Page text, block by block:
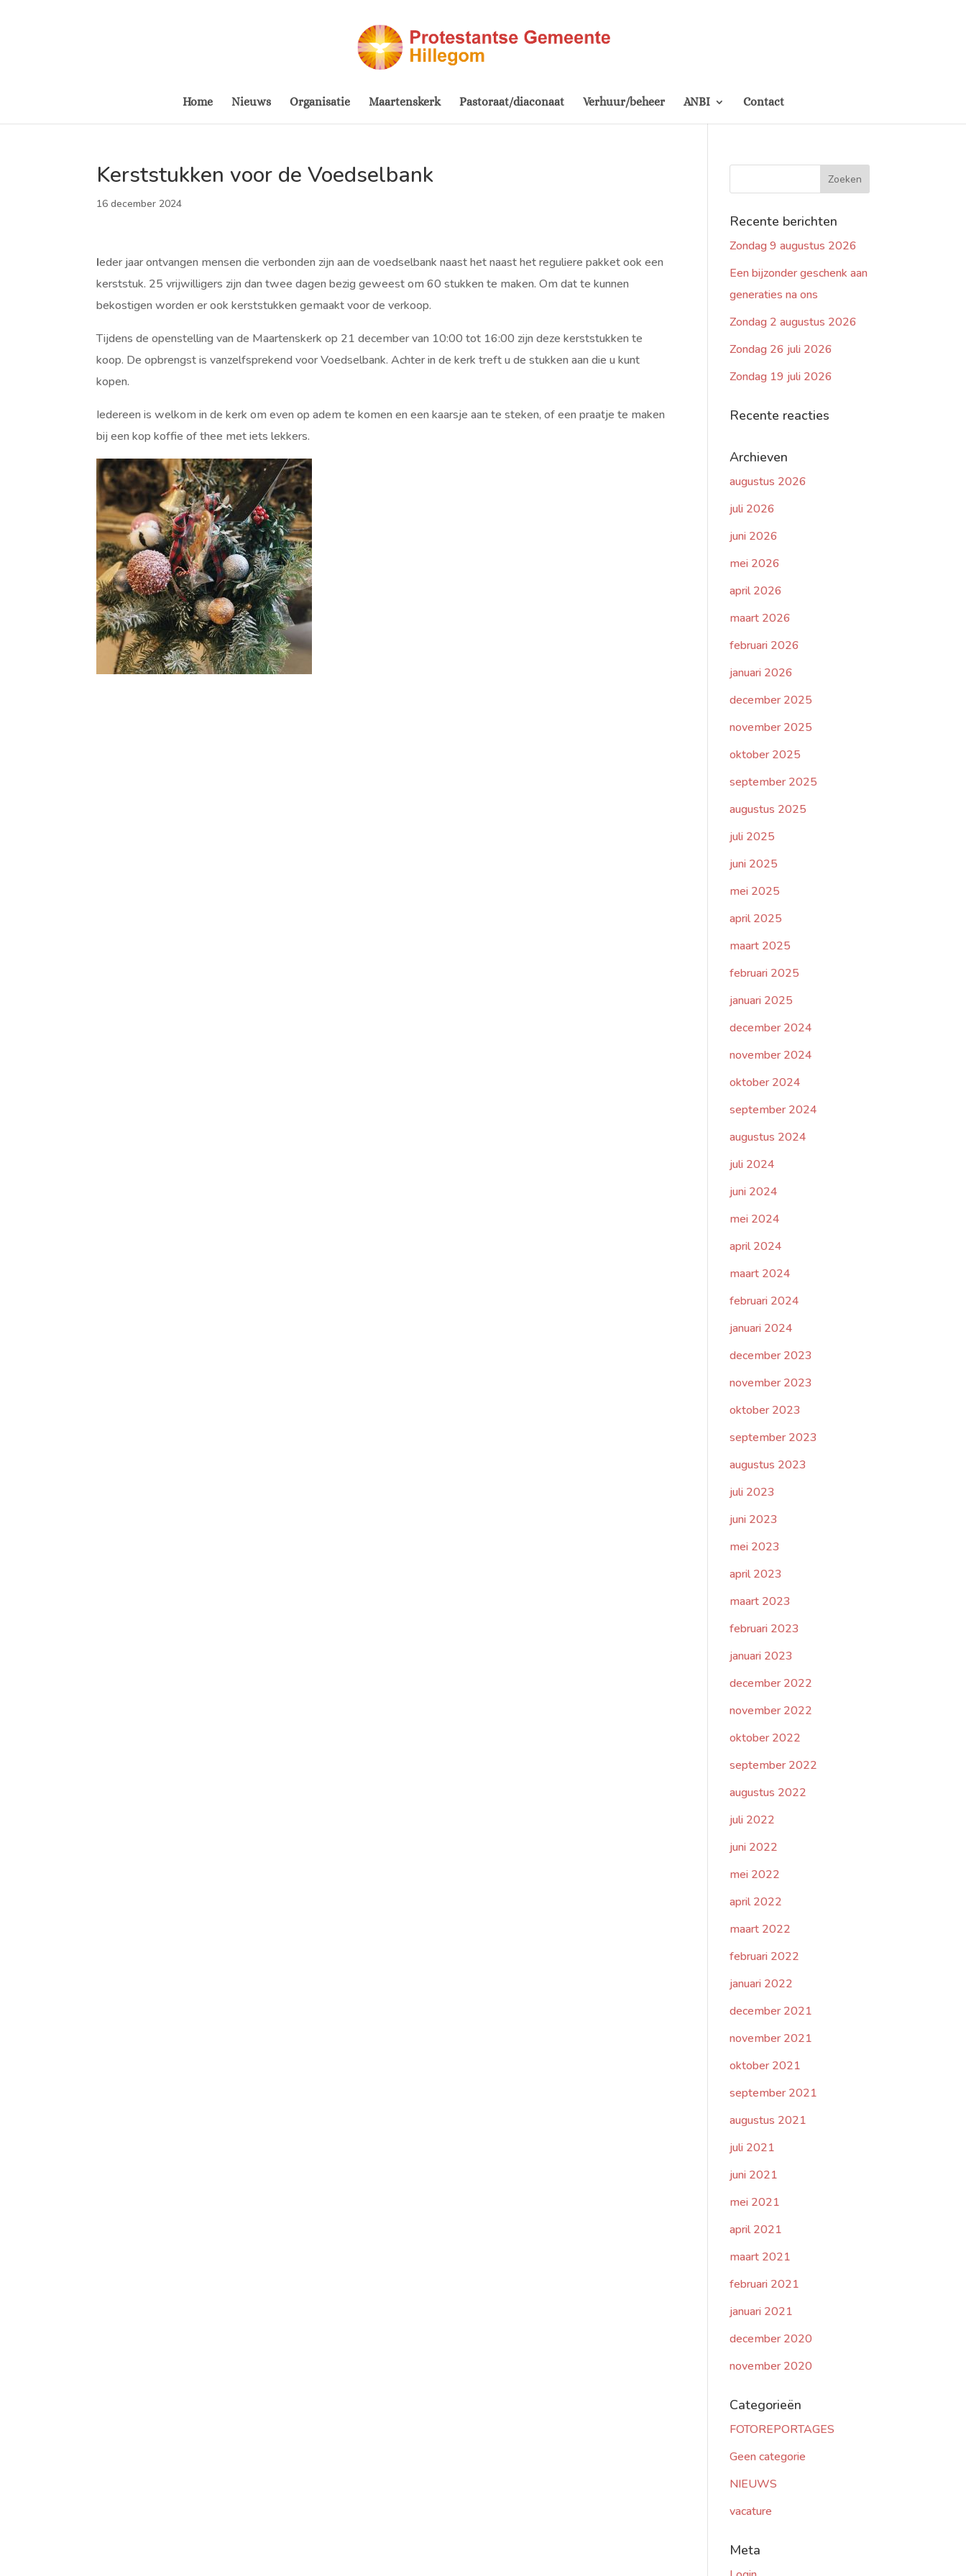
Home Nieuws Organisatie Maartenskerk Pastoraat/diaconaat Verhuur/beheer ANBI Contact
Kerststukken voor de Voedselbank
16 december 2024
Ieder jaar ontvangen mensen die verbonden zijn aan de voedselbank naast het naast het reguliere pakket ook een
kerststuk. 25 vrijwilligers zijn dan twee dagen bezig geweest om 60 stukken te maken. Om dat te kunnen
bekostigen worden er ook kerststukken gemaakt voor de verkoop.
Tijdens de openstelling van de Maartenskerk op 21 december van 10:00 tot 16:00 zijn deze kerststukken te
koop. De opbrengst is vanzelfsprekend voor Voedselbank. Achter in de kerk treft u de stukken aan die u kunt
kopen.
Iedereen is welkom in de kerk om even op adem te komen en een kaarsje aan te steken, of een praatje te maken
bij een kop koffie of thee met iets lekkers.
Recente berichten
Zondag 9 augustus 2026
Een bijzonder geschenk aan
generaties na ons
Zondag 2 augustus 2026
Zondag 26 juli 2026
Zondag 19 juli 2026
Recente reacties
Archieven
augustus 2026
juli 2026
juni 2026
mei 2026
april 2026
maart 2026
februari 2026
januari 2026
december 2025
november 2025
oktober 2025
september 2025
augustus 2025
juli 2025
juni 2025
mei 2025
april 2025
maart 2025
februari 2025
januari 2025
december 2024
november 2024
oktober 2024
september 2024
augustus 2024
juli 2024
juni 2024
mei 2024
april 2024
maart 2024
februari 2024
januari 2024
december 2023
november 2023
oktober 2023
september 2023
augustus 2023
juli 2023
juni 2023
mei 2023
april 2023
maart 2023
februari 2023
januari 2023
december 2022
november 2022
oktober 2022
september 2022
augustus 2022
juli 2022
juni 2022
mei 2022
april 2022
maart 2022
februari 2022
januari 2022
december 2021
november 2021
oktober 2021
september 2021
augustus 2021
juli 2021
juni 2021
mei 2021
april 2021
maart 2021
februari 2021
januari 2021
december 2020
november 2020
Categorieën
FOTOREPORTAGES
Geen categorie
NIEUWS
vacature
Meta